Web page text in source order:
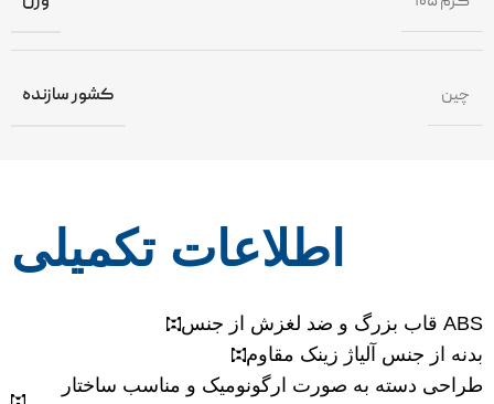
کشور سازنده چین
اطلاعات تکمیلی
قاب بزرگ و ضد لغزش از جنس ABS
بدنه از جنس آلیاژ زینک مقاوم
طراحی دسته به صورت ارگونومیک و مناسب ساختار